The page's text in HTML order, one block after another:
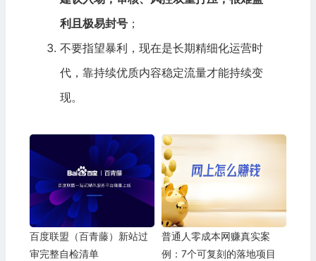
利且极易封号；
不要指望暴利，现在是长期精细化运营时
代，靠持续优质内容稳定流量才能持续变
现。
百度联盟（百青藤）新站过
审完整自检清单
普通人零成本网赚真实案
例：7个可复刻的落地项目